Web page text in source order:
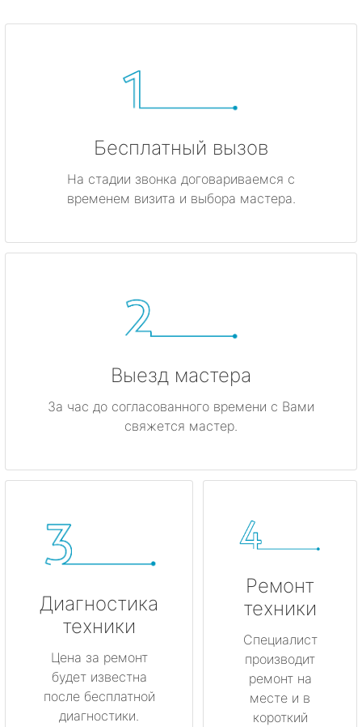
Бесплатный вызов
На стадии звонка договариваемся с
временем визита и выбора мастера.
Выезд мастера
За час до согласованного времени с Вами
свяжется мастер.
Диагностика
техники
Цена за ремонт
будет известна
после бесплатной
диагностики.
Ремонт
техники
Специалист
производит
ремонт на
месте и в
короткий